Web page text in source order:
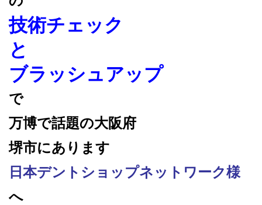
技術チェック
と
ブラッシュアップ
で
万博で話題の大阪府
堺市にあります
日本デントショップネットワーク様
へ